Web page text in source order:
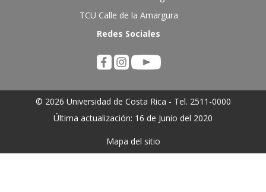
TCU Calle de la Amargura
Redes Sociales
© 2026 Universidad de Costa Rica - Tel. 2511-0000
Última actualización: 16 de Junio del 2020
Mapa del sitio